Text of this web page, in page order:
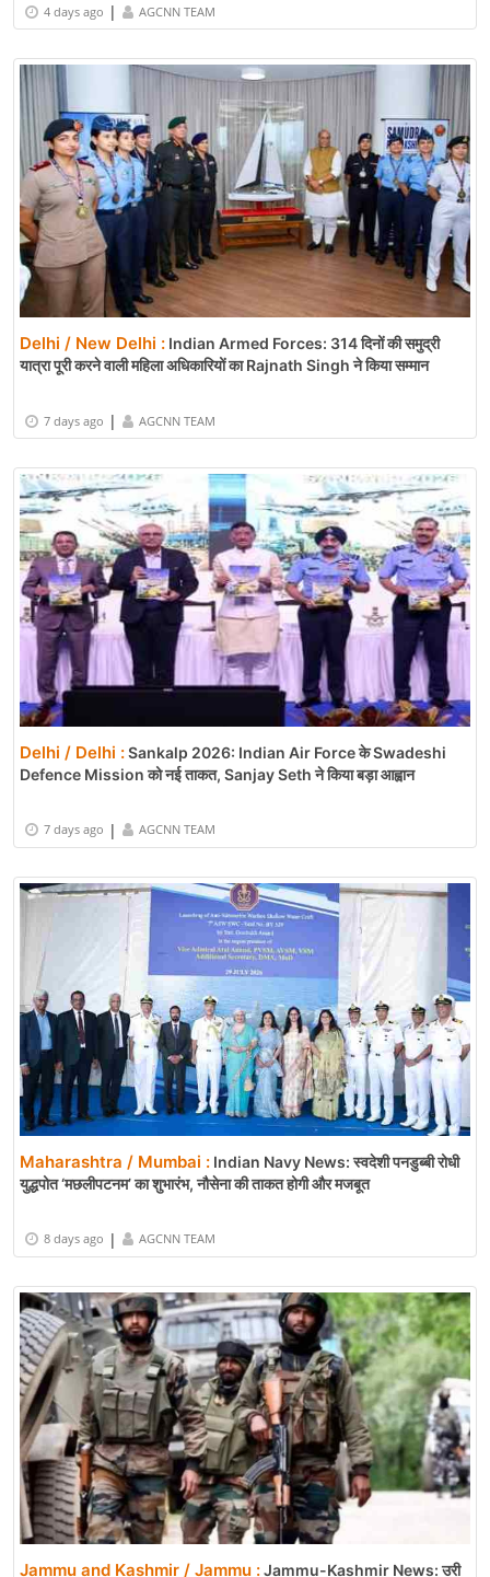
4 days ago | AGCNN TEAM
Delhi / New Delhi : Indian Armed Forces: 314 दिनों की समुद्री
यात्रा पूरी करने वाली महिला अधिकारियों का Rajnath Singh ने किया सम्मान
7 days ago | AGCNN TEAM
Delhi / Delhi :Sankalp 2026: Indian Air Force के Swadeshi
Defence Mission को नई ताकत, Sanjay Seth ने किया बड़ा आह्वान
7 days ago | AGCNN TEAM
Maharashtra / Mumbai : Indian Navy News: स्वदेशी पनडुब्बी रोधी
युद्धपोत ‘मछलीपटनम’ का शुभारंभ, नौसेना की ताकत होगी और मजबूत
8 days ago | AGCNN TEAM
Jammu and Kashmir / Jammu :Jammu-Kashmir News: उरी